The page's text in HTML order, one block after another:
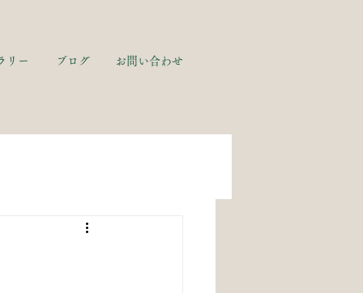
リー ブログ お問い合わせ